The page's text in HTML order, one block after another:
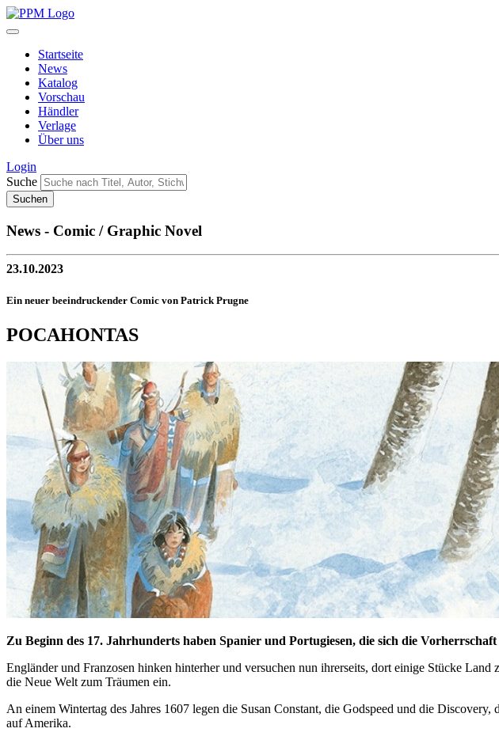
Startseite
News
Katalog
Vorschau
Händler
Verlage
Über uns
Login
Suche
News - Comic / Graphic Novel
23.10.2023
Ein neuer beeindruckender Comic von Patrick Prugne
POCAHONTAS
Zu Beginn des 17. Jahrhunderts haben Spanier und Portugiesen, die sich die
Engländer und Franzosen hinken hinterher und versuchen nun ihrerseits, dort einige Stücke
die Neue Welt zum Träumen ein.
An einem Wintertag des Jahres 1607 legen die Susan Constant, die Godspeed und die
auf Amerika.